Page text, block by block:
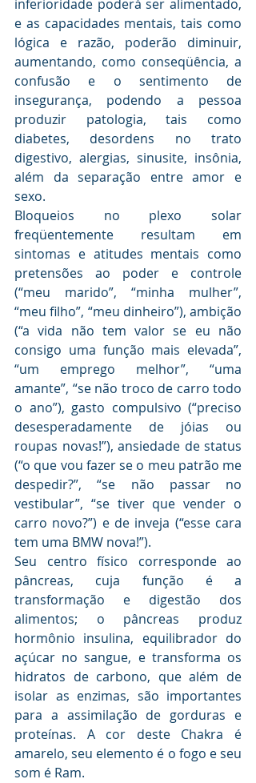
inferioridade poderá ser alimentado,
e as capacidades mentais, tais como
lógica e razão, poderão diminuir,
aumentando, como conseqüência, a
confusão e o sentimento de
insegurança, podendo a pessoa
produzir patologia, tais como
diabetes, desordens no trato
digestivo, alergias, sinusite, insônia,
além da separação entre amor e
sexo.
Bloqueios no plexo solar
freqüentemente resultam em
sintomas e atitudes mentais como
pretensões ao poder e controle
(“meu marido”, “minha mulher”,
“meu filho”, “meu dinheiro”), ambição
(“a vida não tem valor se eu não
consigo uma função mais elevada”,
“um emprego melhor”, “uma
amante”, “se não troco de carro todo
o ano”), gasto compulsivo (“preciso
desesperadamente de jóias ou
roupas novas!”), ansiedade de status
(“o que vou fazer se o meu patrão me
despedir?”, “se não passar no
vestibular”, “se tiver que vender o
carro novo?”) e de inveja (“esse cara
tem uma BMW nova!”).
Seu centro físico corresponde ao
pâncreas, cuja função é a
transformação e digestão dos
alimentos; o pâncreas produz
hormônio insulina, equilibrador do
açúcar no sangue, e transforma os
hidratos de carbono, que além de
isolar as enzimas, são importantes
para a assimilação de gorduras e
proteínas. A cor deste Chakra é
amarelo, seu elemento é o fogo e seu
som é Ram.